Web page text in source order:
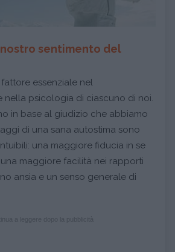
nostro sentimento del
essenziale nel
nella psicologia di ciascuno di noi.
in base al giudizio che abbiamo
di una sana autostima sono
una maggiore fiducia in se
una maggiore facilità nei rapporti
ansia e un senso generale di